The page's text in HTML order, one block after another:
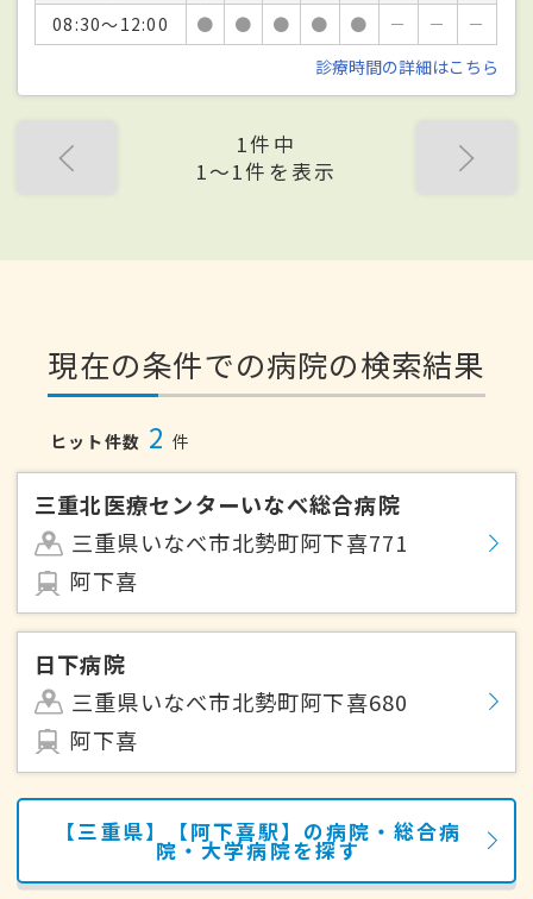
08:30～12:00
● ● ● ● ● － －
－
診療時間の詳細はこちら
1件中
1〜1件を表示
現在の条件での病院の検索結果
ヒット件数 2 件
三重北医療センターいなべ総合病院
三重県いなべ市北勢町阿下喜771
阿下喜
日下病院
三重県いなべ市北勢町阿下喜680
阿下喜
【三重県】【阿下喜駅】の病院・総合病
院・大学病院を探す